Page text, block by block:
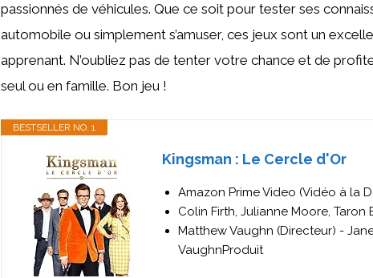
passionnés de véhicules. Que ce soit pour tester ses
automobile ou simplement s’amuser, ces jeux sont un
apprenant. N’oubliez pas de tenter votre chance et de
seul ou en famille. Bon jeu !
BESTSELLER NO. 1
Kingsman : Le Cercle d'Or
Amazon Prime Video (Vidéo à la
Colin Firth, Julianne Moore, Taron
Matthew Vaughn (Directeur) -
VaughnProduit